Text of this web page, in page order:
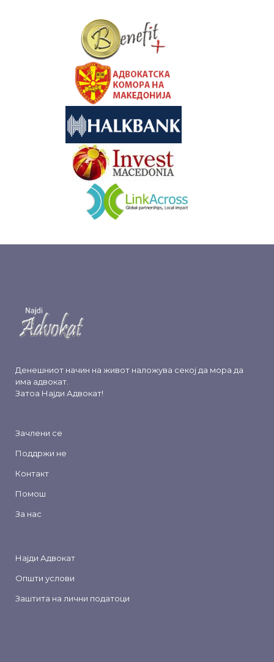
Денешниот начин на живот наложува секој да мора да
има адвокат.
Затоа Најди Адвокат!
Зачлени се
Поддржи не
Контакт
Помош
За нас
Најди Адвокат
Општи услови
Заштита на лични податоци